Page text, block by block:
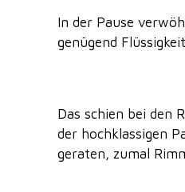
In der Pause
genügend
Das schien bei den
der hochklassigen
geraten, zumal